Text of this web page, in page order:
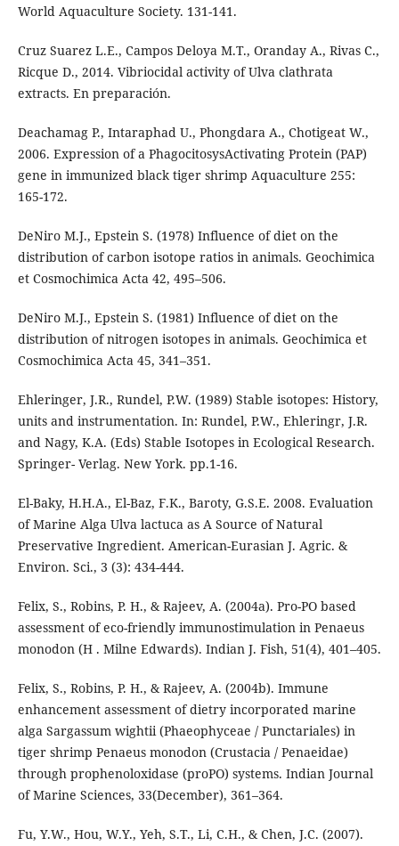
World Aquaculture Society. 131-141.
Cruz Suarez L.E., Campos Deloya M.T., Oranday A., Rivas C.,
Ricque D., 2014. Vibriocidal activity of Ulva clathrata
extracts. En preparación.
Deachamag P., Intaraphad U., Phongdara A., Chotigeat W.,
2006. Expression of a PhagocitosysActivating Protein (PAP)
gene in immunized black tiger shrimp Aquaculture 255:
165-172.
DeNiro M.J., Epstein S. (1978) Influence of diet on the
distribution of carbon isotope ratios in animals. Geochimica
et Cosmochimica Acta 42, 495–506.
DeNiro M.J., Epstein S. (1981) Influence of diet on the
distribution of nitrogen isotopes in animals. Geochimica et
Cosmochimica Acta 45, 341–351.
Ehleringer, J.R., Rundel, P.W. (1989) Stable isotopes: History,
units and instrumentation. In: Rundel, P.W., Ehleringr, J.R.
and Nagy, K.A. (Eds) Stable Isotopes in Ecological Research.
Springer- Verlag. New York. pp.1-16.
El-Baky, H.H.A., El-Baz, F.K., Baroty, G.S.E. 2008. Evaluation
of Marine Alga Ulva lactuca as A Source of Natural
Preservative Ingredient. American-Eurasian J. Agric. &
Environ. Sci., 3 (3): 434-444.
Felix, S., Robins, P. H., & Rajeev, A. (2004a). Pro-PO based
assessment of eco-friendly immunostimulation in Penaeus
monodon (H . Milne Edwards). Indian J. Fish, 51(4), 401–405.
Felix, S., Robins, P. H., & Rajeev, A. (2004b). Immune
enhancement assessment of dietry incorporated marine
alga Sargassum wightii (Phaeophyceae / Punctariales) in
tiger shrimp Penaeus monodon (Crustacia / Penaeidae)
through prophenoloxidase (proPO) systems. Indian Journal
of Marine Sciences, 33(December), 361–364.
Fu, Y.W., Hou, W.Y., Yeh, S.T., Li, C.H., & Chen, J.C. (2007).